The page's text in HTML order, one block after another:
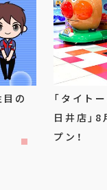
の
「タイト
日井店」8
プン！